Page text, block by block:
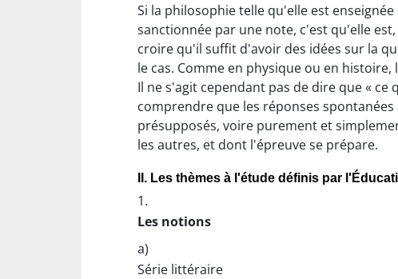
Si la philosophie telle qu'elle est
sanctionnée par une note, c'est qu'elle
croire qu'il suffit d'avoir des idées sur la
le cas. Comme en physique ou en
Il ne s'agit cependant pas de dire que «
comprendre que les réponses
présupposés, voire purement et
les autres, et dont l'épreuve se prépare.
II. Les thèmes à l'étude définis par
1.
Les notions
a)
Série littéraire